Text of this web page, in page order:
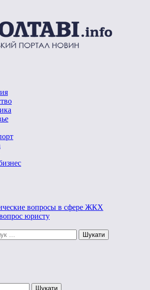
новостей
вопросы в сфере ЖКХ
юристу